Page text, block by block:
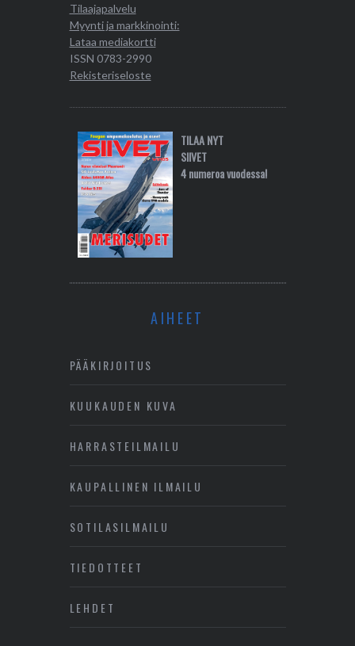
Tilaajapalvelu
Myynti ja markkinointi:
Lataa mediakortti
ISSN 0783-2990
Rekisteriseloste
TILAA NYT
SIIVET
4 numeroa vuodessa!
AIHEET
PÄÄKIRJOITUS
KUUKAUDEN KUVA
HARRASTEILMAILU
KAUPALLINEN ILMAILU
SOTILASILMAILU
TIEDOTTEET
LEHDET